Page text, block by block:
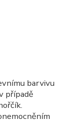
barvivu
případě